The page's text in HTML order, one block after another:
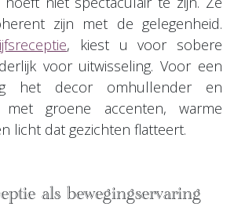
zijn met de gelegenheid.
, kiest u voor sobere
voor uitwisseling. Voor een
het decor omhullender en
met groene accenten, warme
licht dat gezichten flatteert.
als bewegingservaring